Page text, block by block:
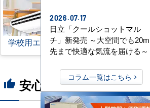
学校用エアコン
thumb_up 安心の8つのポイント
2026.07.17
日立「クールショットマル
チ」新発売 ～大空間でも20m
先まで快適な気流を届ける～
コラム一覧はこちら